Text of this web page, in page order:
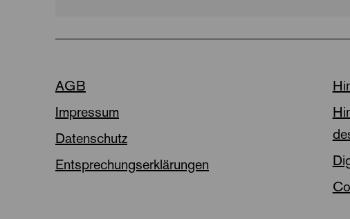
AGB
Impressum
Datenschutz
Entsprechungserklärungen